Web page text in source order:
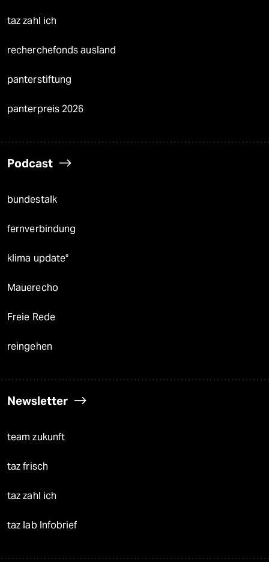
taz zahl ich
recherchefonds ausland
panterstiftung
panterpreis 2026
Podcast
bundestalk
fernverbindung
klima update°
Mauerecho
Freie Rede
reingehen
Newsletter
team zukunft
taz frisch
taz zahl ich
taz lab Infobrief